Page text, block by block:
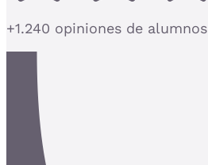
+1.240 opiniones de alumnos